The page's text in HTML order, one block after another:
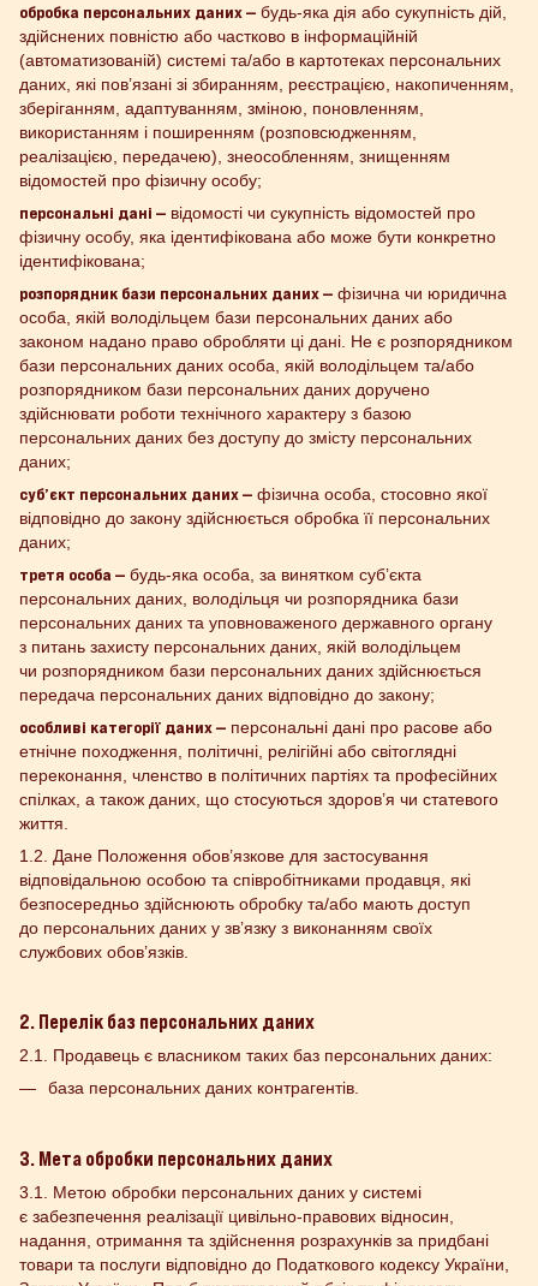
обробка персональних даних — будь-яка дія або сукупність дій,
здійснених повністю або частково в інформаційній
(автоматизованій) системі та/або в картотеках персональних
даних, які пов’язані зі збиранням, реєстрацією, накопиченням,
зберіганням, адаптуванням, зміною, поновленням,
використанням і поширенням (розповсюдженням,
реалізацією, передачею), знеособленням, знищенням
відомостей про фізичну особу;
персональні дані — відомості чи сукупність відомостей про
фізичну особу, яка ідентифікована або може бути конкретно
ідентифікована;
розпорядник бази персональних даних — фізична чи юридична
особа, якій володільцем бази персональних даних або
законом надано право обробляти ці дані. Не є розпорядником
бази персональних даних особа, якій володільцем та/або
розпорядником бази персональних даних доручено
здійснювати роботи технічного характеру з базою
персональних даних без доступу до змісту персональних
даних;
суб’єкт персональних даних — фізична особа, стосовно якої
відповідно до закону здійснюється обробка її персональних
даних;
третя особа — будь-яка особа, за винятком суб’єкта
персональних даних, володільця чи розпорядника бази
персональних даних та уповноваженого державного органу
з питань захисту персональних даних, якій володільцем
чи розпорядником бази персональних даних здійснюється
передача персональних даних відповідно до закону;
особливі категорії даних — персональні дані про расове або
етнічне походження, політичні, релігійні або світоглядні
переконання, членство в політичних партіях та професійних
спілках, а також даних, що стосуються здоров’я чи статевого
життя.
1.2. Дане Положення обов’язкове для застосування
відповідальною особою та співробітниками продавця, які
безпосередньо здійснюють обробку та/або мають доступ
до персональних даних у зв’язку з виконанням своїх
службових обов’язків.
2. Перелік баз персональних даних
2.1. Продавець є власником таких баз персональних даних:
база персональних даних контрагентів.
3. Мета обробки персональних даних
3.1. Метою обробки персональних даних у системі
є забезпечення реалізації цивільно-правових відносин,
надання, отримання та здійснення розрахунків за придбані
товари та послуги відповідно до Податкового кодексу України,